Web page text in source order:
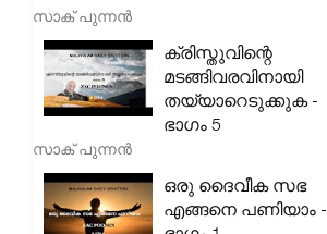
സാക് പുന്നൻ
ക്രിസ്തുവിന്റെ
മടങ്ങിവരവിനായി
തയ്യാറെടുക്കുക -
ഭാഗം 5
സാക് പുന്നൻ
ഒരു ദൈവീക സഭ
എങ്ങനെ പണിയാം -